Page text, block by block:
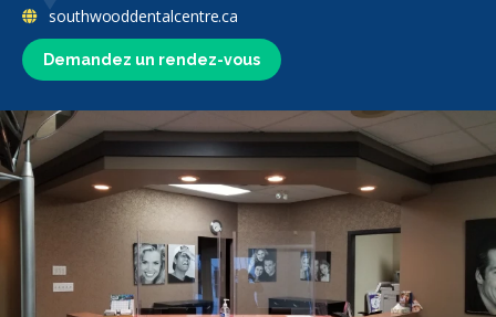
Demandez un rendez-vous
southwooddentalcentre.ca